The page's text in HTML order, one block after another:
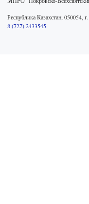
Республика Казахстан,
8 (727) 2433545